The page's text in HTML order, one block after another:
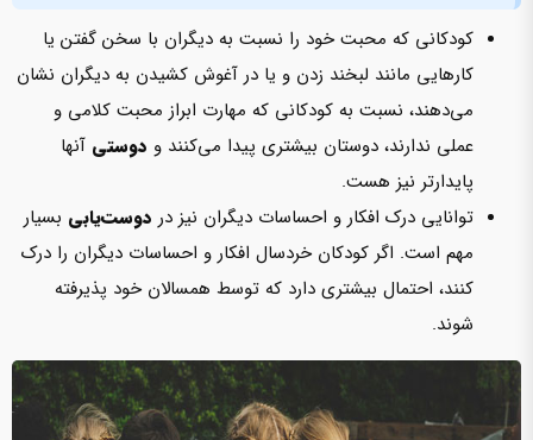
کودکانی که محبت خود را نسبت به دیگران با سخن گفتن یا
کارهایی مانند لبخند زدن و یا در آغوش کشیدن به دیگران نشان
می‌دهند، نسبت به کودکانی که مهارت ابراز محبت کلامی و
عملی ندارند، دوستان بیشتری پیدا می‌کنند و دوستی آن­ها
پایدارتر نیز هست.
توانایی درک افکار و احساسات دیگران نیز در دوست‌یابی بسیار
مهم است. اگر کودکان خردسال افکار و احساسات دیگران را درک
کنند، احتمال بیشتری دارد که توسط همسالان خود پذیرفته
شوند.